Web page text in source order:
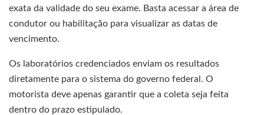
exata da validade do seu exame. Basta acessar a área de
condutor ou habilitação para visualizar as datas de
vencimento.
Os laboratórios credenciados enviam os resultados
diretamente para o sistema do governo federal. O
motorista deve apenas garantir que a coleta seja feita
dentro do prazo estipulado.